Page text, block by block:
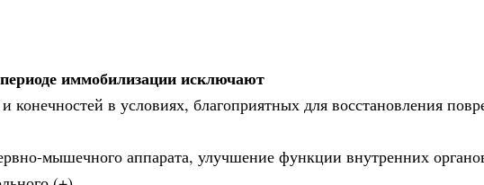
иммобилизации исключают
конечностей в условиях, благоприятных для восстановления
мышечного аппарата, улучшение функции внутренних